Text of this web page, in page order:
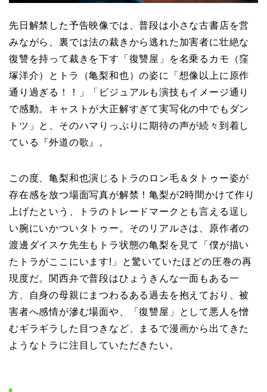
先日解禁した予告映像では、普段は小さな古書店を営
みながら、裏では法の裁きから逃れた加害者に壮絶な
復讐を持って裁きを下す「復讐屋」を名乗るカモ（窪
塚洋介）とトラ（亀梨和也）の姿に「想像以上に原作
通り過ぎる！！」「ビジュアルも演技もイメージ通り
で感動。キャストが大正解すぎて実写化の中でもダン
トツ」と、そのハマりっぷりに期待の声が続々到着し
ている『外道の歌』。
この度、亀梨和也演じるトラのロン毛＆タトゥー姿が
存在感を放つ場面写真が解禁！亀梨が2時間かけて作り
上げたという、トラのトレードマークとも言える逞し
い腕にいかついタトゥー。そのリアルさは、原作者の
渡邊ダイスケ先生もトラ状態の亀梨を見て「僕が描い
たトラがここにいます!」と驚いていたほどの圧巻の再
現度だ。関西弁で普段はひょうきんな一面もある一
方、自身の母親にまつわるある過去を抱えており、被
害者へ感情が滲む場面や、「復讐屋」として悪人を憎
むギラギラした目つきなど、まるで漫画から出てきた
ようなトラに注目していただきたい。